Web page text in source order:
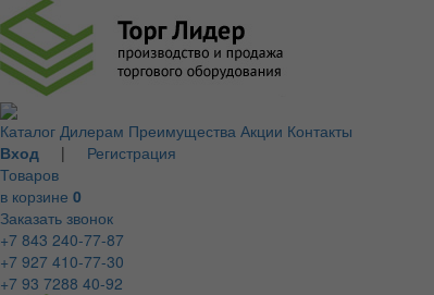
Каталог Дилерам Преимущества Акции Контакты
Вход | Регистрация
Товаров
в корзине 0
Заказать звонок
+7 843 240-77-87
+7 927 410-77-30
+7 93 7288 40-92